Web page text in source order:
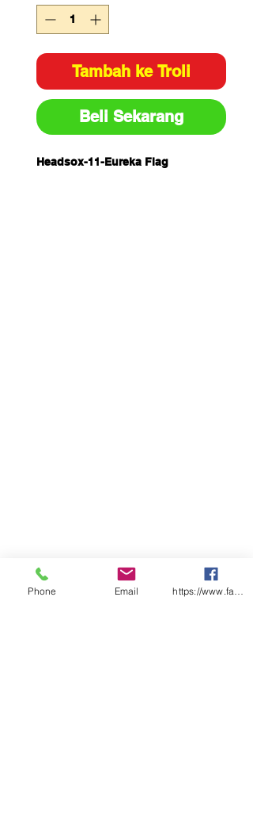
Tambah ke Troli
Beli Sekarang
Headsox-11-Eureka Flag
Phone Email